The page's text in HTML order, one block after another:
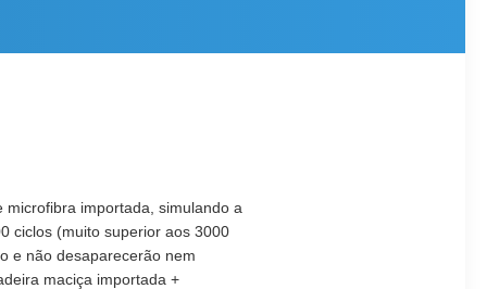
importada, simulando a
ciclos (muito superior aos 3000
e não desaparecerão nem
maciça importada +